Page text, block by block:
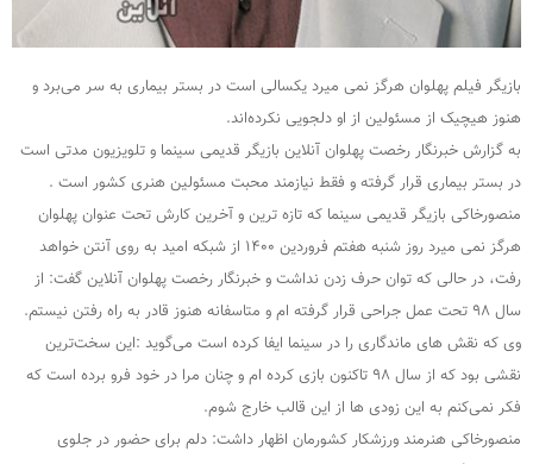
بازیگر فیلم پهلوان هرگز نمی میرد یکسالی است در بستر بیماری به سر می‌برد و
هنوز هیچیک از مسئولین از او دلجویی نکرده‌اند.
به گزارش خبرنگار رخصت پهلوان آنلاین بازیگر قدیمی سینما و تلویزیون مدتی است
در بستر بیماری قرار گرفته و فقط نیازمند محبت مسئولین هنری کشور است .
منصورخاکی بازیگر قدیمی سینما که تازه ترین و آخرین کارش تحت عنوان پهلوان
هرگز نمی میرد روز شنبه هفتم فروردین ۱۴۰۰ از شبکه امید به روی آنتن خواهد
رفت، در حالی که توان حرف زدن نداشت و خبرنگار رخصت پهلوان آنلاین گفت: از
سال ۹۸ تحت عمل جراحی قرار گرفته ام و متاسفانه هنوز قادر به راه رفتن نیستم.
وی که نقش های ماندگاری را در سینما ایفا کرده است می‌گوید :این سخت‌ترین
نقشی بود که از سال ۹۸ تاکنون بازی کرده ام و چنان مرا در خود فرو برده است که
فکر نمی‌کنم به این زودی ها از این قالب خارج شوم.
منصورخاکی هنرمند ورزشکار کشورمان اظهار داشت: دلم برای حضور در جلوی